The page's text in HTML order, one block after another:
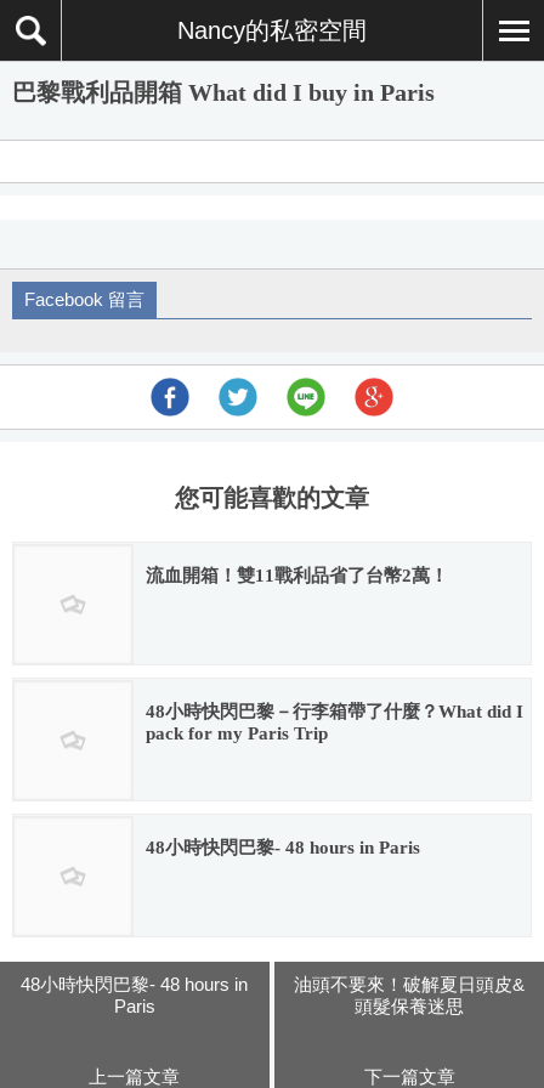
Nancy的私密空間
巴黎戰利品開箱 What did I buy in Paris
Facebook 留言
您可能喜歡的文章
流血開箱！雙11戰利品省了台幣2萬！
48小時快閃巴黎－行李箱帶了什麼？What did I
pack for my Paris Trip
48小時快閃巴黎- 48 hours in Paris
48小時快閃巴黎- 48 hours in
Paris
上一篇文章
油頭不要來！破解夏日頭皮&
頭髮保養迷思
下一篇文章